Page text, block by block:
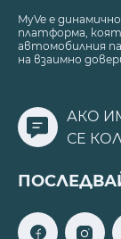
MyVe е
платформа,
автомобилния
на взаимно
АКО
СЕ